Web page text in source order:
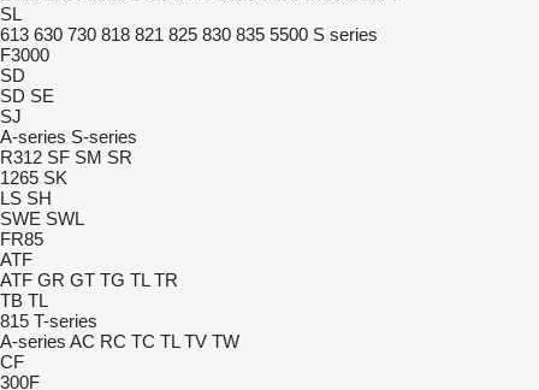
SL
613 630 730 818 821 825 830 835 5500 S series
F3000
SD
SD SE
SJ
A-series S-series
R312 SF SM SR
1265 SK
LS SH
SWE SWL
FR85
ATF
ATF GR GT TG TL TR
TB TL
815 T-series
A-series AC RC TC TL TV TW
CF
300F